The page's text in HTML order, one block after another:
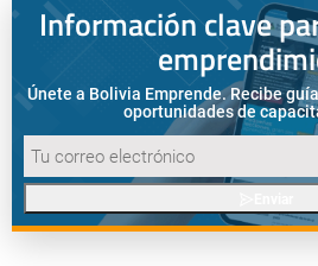
Información clave
Únete a Bolivia Emprende. Recibe
oportunidades de